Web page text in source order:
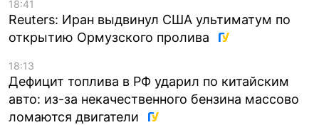
18:41
Reuters: Иран выдвинул США ультиматум по
открытию Ормузского пролива
18:13
Дефицит топлива в РФ ударил по китайским
авто: из-за некачественного бензина массово
ломаются двигатели